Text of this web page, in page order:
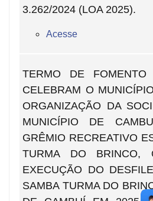
3.262/2024 (LOA 2025).
Acesse
TERMO DE
CELEBRAM O
ORGANIZAÇÃO DA
MUNICÍPIO DE
GRÊMIO RECREATIVO
TURMA DO BRINCO,
EXECUÇÃO DO
SAMBA TURMA DO